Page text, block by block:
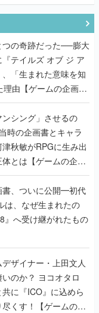
つの奇跡だった──膨大
テイルズ オブ ジ ア
「生まれた意味を知
理由【ゲームの企画
シング」させるの
時の企画書とキャラ
秋敏がRPGに生み出
とは【ゲームの企画
書、ついに公開━初代
は、なぜ生まれたの
』へ受け継がれたもの
ザイナー・上田文人
のか？ ヨコオタロ
に『ICO』に込めら
くす！【ゲームの企